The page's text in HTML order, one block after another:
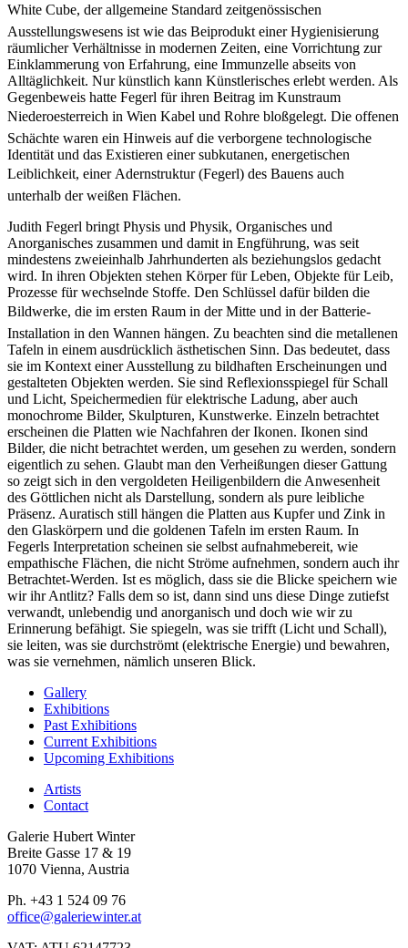
White Cube, der allgemeine Standard zeitgenössischen
Ausstellungswesens ist wie das Beiprodukt einer Hygienisierung
räumlicher Verhältnisse in modernen Zeiten, eine Vorrichtung zur
Einklammerung von Erfahrung, eine Immunzelle abseits von
Alltäglichkeit. Nur künstlich kann Künstlerisches erlebt werden. Als
Gegenbeweis hatte Fegerl für ihren Beitrag im Kunstraum
Niederoesterreich in Wien Kabel und Rohre bloßgelegt. Die offenen
Schächte waren ein Hinweis auf die verborgene technologische
Identität und das Existieren einer subkutanen, energetischen
Leiblichkeit, einer Adernstruktur (Fegerl) des Bauens auch
unterhalb der weißen Flächen.
Judith Fegerl bringt Physis und Physik, Organisches und
Anorganisches zusammen und damit in Engführung, was seit
mindestens zweieinhalb Jahrhunderten als beziehungslos gedacht
wird. In ihren Objekten stehen Körper für Leben, Objekte für Leib,
Prozesse für wechselnde Stoffe. Den Schlüssel dafür bilden die
Bildwerke, die im ersten Raum in der Mitte und in der Batterie-
Installation in den Wannen hängen. Zu beachten sind die metallenen
Tafeln in einem ausdrücklich ästhetischen Sinn. Das bedeutet, dass
sie im Kontext einer Ausstellung zu bildhaften Erscheinungen und
gestalteten Objekten werden. Sie sind Reflexionsspiegel für Schall
und Licht, Speichermedien für elektrische Ladung, aber auch
monochrome Bilder, Skulpturen, Kunstwerke. Einzeln betrachtet
erscheinen die Platten wie Nachfahren der Ikonen. Ikonen sind
Bilder, die nicht betrachtet werden, um gesehen zu werden, sondern
eigentlich zu sehen. Glaubt man den Verheißungen dieser Gattung
so zeigt sich in den vergoldeten Heiligenbildern die Anwesenheit
des Göttlichen nicht als Darstellung, sondern als pure leibliche
Präsenz. Auratisch still hängen die Platten aus Kupfer und Zink in
den Glaskörpern und die goldenen Tafeln im ersten Raum. In
Fegerls Interpretation scheinen sie selbst aufnahmebereit, wie
empathische Flächen, die nicht Ströme aufnehmen, sondern auch ihr
Betrachtet-Werden. Ist es möglich, dass sie die Blicke speichern wie
wir ihr Antlitz? Falls dem so ist, dann sind uns diese Dinge zutiefst
verwandt, unlebendig und anorganisch und doch wie wir zu
Erinnerung befähigt. Sie spiegeln, was sie trifft (Licht und Schall),
sie leiten, was sie durchströmt (elektrische Energie) und bewahren,
was sie vernehmen, nämlich unseren Blick.
Gallery
Exhibitions
Past Exhibitions
Current Exhibitions
Upcoming Exhibitions
Artists
Contact
Galerie Hubert Winter
Breite Gasse 17 & 19
1070 Vienna, Austria
Ph. +43 1 524 09 76
office@galeriewinter.at